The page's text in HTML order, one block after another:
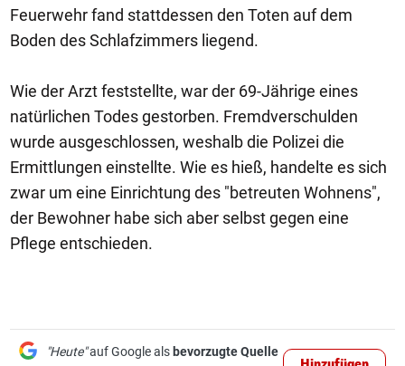
Feuerwehr fand stattdessen den Toten auf dem
Boden des Schlafzimmers liegend.
Wie der Arzt feststellte, war der 69-Jährige eines
natürlichen Todes gestorben. Fremdverschulden
wurde ausgeschlossen, weshalb die Polizei die
Ermittlungen einstellte. Wie es hieß, handelte es sich
zwar um eine Einrichtung des "betreuten Wohnens",
der Bewohner habe sich aber selbst gegen eine
Pflege entschieden.
"Heute"auf Google als bevorzugte Quelle